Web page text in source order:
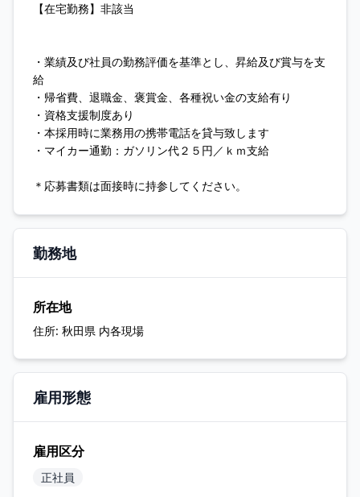
【在宅勤務】非該当
・業績及び社員の勤務評価を基準とし、昇給及び賞与を支
給
・帰省費、退職金、褒賞金、各種祝い金の支給有り
・資格支援制度あり
・本採用時に業務用の携帯電話を貸与致します
・マイカー通勤：ガソリン代２５円／ｋｍ支給
＊応募書類は面接時に持参してください。
勤務地
所在地
住所: 秋田県 内各現場
雇用形態
雇用区分
正社員